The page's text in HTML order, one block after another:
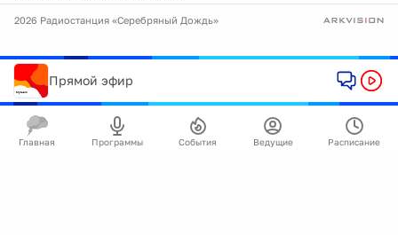
2026 Радиостанция «Серебряный Дождь»
Прямой эфир
Главная Программы События Ведущие Расписание